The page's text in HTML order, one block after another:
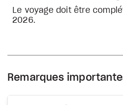
Le voyage doit être
2026.
Remarques